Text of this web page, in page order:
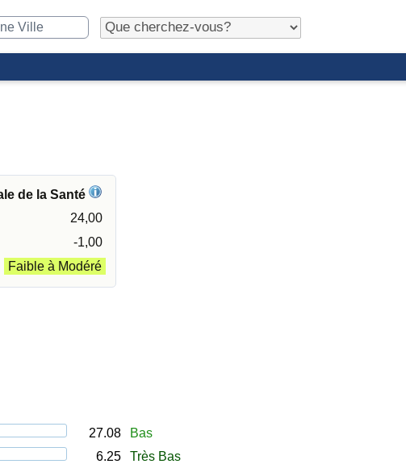
de la Santé
24,00
-1,00
Faible à Modéré
27.08
Bas
6.25
Très Bas